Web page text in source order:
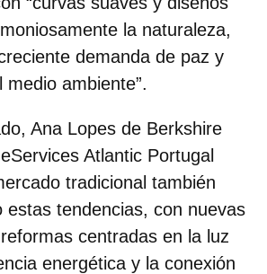
la naturaleza,
demanda de paz y
ambiente”.
Ana Lopes de Berkshire
Atlantic Portugal
tradicional también
estas tendencias, con nuevas
centradas en la luz
energética y la conexión